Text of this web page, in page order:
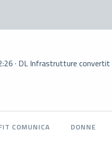
Infrastrutture convertito in
COMUNICA DONNE